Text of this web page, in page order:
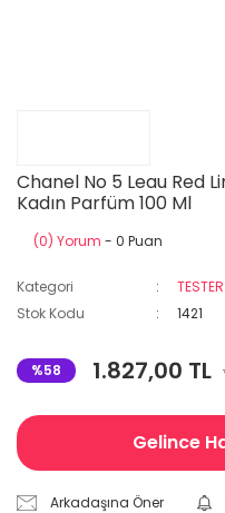
Chanel No 5 Leau Red
Kadın Parfüm 100 Ml
(0) Yorum - 0 Puan
Kategori
Stok Kodu
1421
%58 1.827,00 TL
Gelince
Arkadaşına Öner